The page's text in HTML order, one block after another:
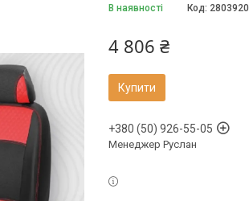
В наявності Код: 2803920
4 806 ₴
Купити
+380 (50) 926-55-05
Менеджер Руслан